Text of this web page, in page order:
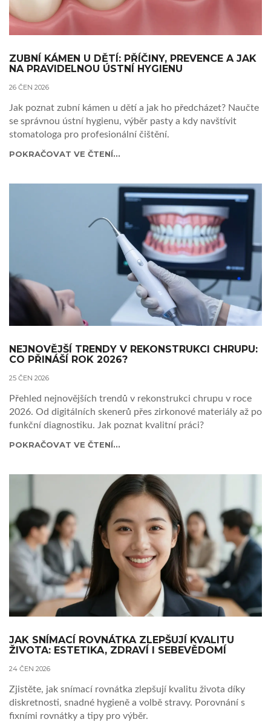
ZUBNÍ KÁMEN U DĚTÍ: PŘÍČINY, PREVENCE A JAK
NA PRAVIDELNOU ÚSTNÍ HYGIENU
26 ČEN 2026
Jak poznat zubní kámen u dětí a jak ho předcházet? Naučte
se správnou ústní hygienu, výběr pasty a kdy navštívit
stomatologa pro profesionální čištění.
POKRAČOVAT VE ČTENÍ...
NEJNOVĚJŠÍ TRENDY V REKONSTRUKCI CHRUPU:
CO PŘINÁŠÍ ROK 2026?
25 ČEN 2026
Přehled nejnovějších trendů v rekonstrukci chrupu v roce
2026. Od digitálních skenerů přes zirkonové materiály až po
funkční diagnostiku. Jak poznat kvalitní práci?
POKRAČOVAT VE ČTENÍ...
JAK SNÍMACÍ ROVNÁTKA ZLEPŠUJÍ KVALITU
ŽIVOTA: ESTETIKA, ZDRAVÍ I SEBEVĚDOMÍ
24 ČEN 2026
Zjistěte, jak snímací rovnátka zlepšují kvalitu života díky
diskretnosti, snadné hygieně a volbě stravy. Porovnání s
fixními rovnátky a tipy pro výběr.